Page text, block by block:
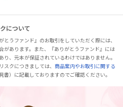
について
うファンド』のお取引をしていただく際には、
があります。また、『ありがとうファンド』には
、元本が保証されているわけではありません。
スクにつきましては、商品案内やお取引に関する
）に記載しておりますのでご確認ください。